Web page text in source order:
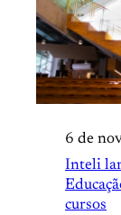
6 de
Inteli
cursos